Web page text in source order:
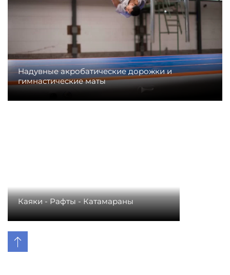
Надувные акробатические дорожки и
гимнастические маты
Каяки - Рафты - Катамараны